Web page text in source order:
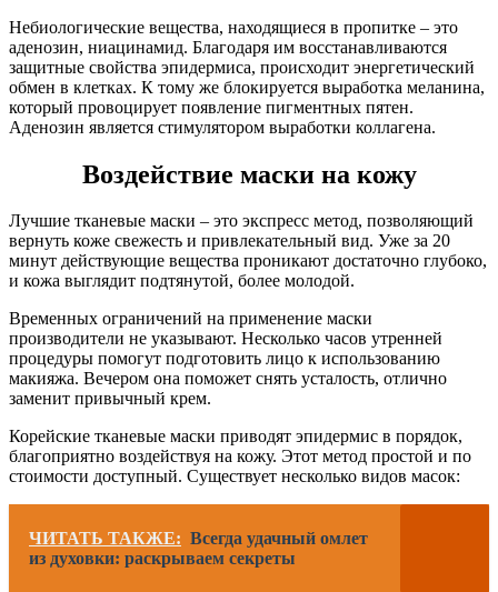
Небиологические вещества, находящиеся в пропитке – это
аденозин, ниацинамид. Благодаря им восстанавливаются
защитные свойства эпидермиса, происходит энергетический
обмен в клетках. К тому же блокируется выработка меланина,
который провоцирует появление пигментных пятен.
Аденозин является стимулятором выработки коллагена.
Воздействие маски на кожу
Лучшие тканевые маски – это экспресс метод, позволяющий
вернуть коже свежесть и привлекательный вид. Уже за 20
минут действующие вещества проникают достаточно глубоко,
и кожа выглядит подтянутой, более молодой.
Временных ограничений на применение маски
производители не указывают. Несколько часов утренней
процедуры помогут подготовить лицо к использованию
макияжа. Вечером она поможет снять усталость, отлично
заменит привычный крем.
Корейские тканевые маски приводят эпидермис в порядок,
благоприятно воздействуя на кожу. Этот метод простой и по
стоимости доступный. Существует несколько видов масок:
ЧИТАТЬ ТАКЖЕ: Всегда удачный омлет
из духовки: раскрываем секреты